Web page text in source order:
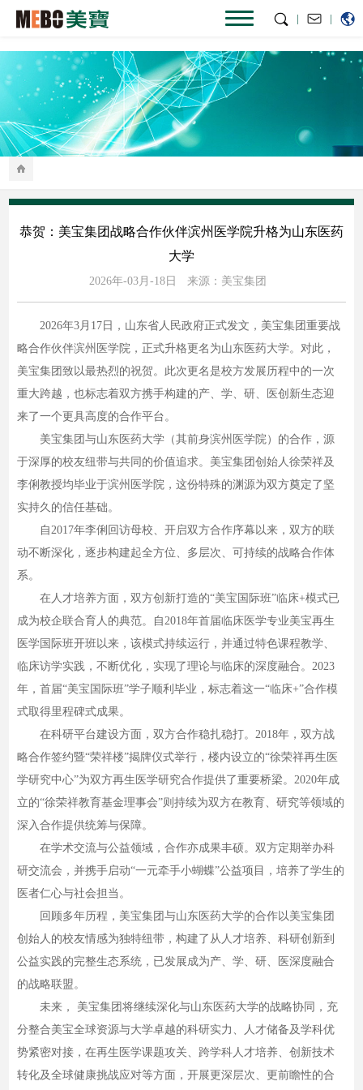
|
|
恭贺：美宝集团战略合作伙伴滨州医学院升格为山东医药
大学
2026年-03月-18日 来源：美宝集团
2026年3月17日，山东省人民政府正式发文，美宝集团重要战
略合作伙伴滨州医学院，正式升格更名为山东医药大学。对此，
美宝集团致以最热烈的祝贺。此次更名是校方发展历程中的一次
重大跨越，也标志着双方携手构建的产、学、研、医创新生态迎
来了一个更具高度的合作平台。
美宝集团与山东医药大学（其前身滨州医学院）的合作，源
于深厚的校友纽带与共同的价值追求。美宝集团创始人徐荣祥及
李俐教授均毕业于滨州医学院，这份特殊的渊源为双方奠定了坚
实持久的信任基础。
自2017年李俐回访母校、开启双方合作序幕以来，双方的联
动不断深化，逐步构建起全方位、多层次、可持续的战略合作体
系。
在人才培养方面，双方创新打造的“美宝国际班”临床+模式已
成为校企联合育人的典范。自2018年首届临床医学专业美宝再生
医学国际班开班以来，该模式持续运行，并通过特色课程教学、
临床访学实践，不断优化，实现了理论与临床的深度融合。2023
年，首届“美宝国际班”学子顺利毕业，标志着这一“临床+”合作模
式取得里程碑式成果。
在科研平台建设方面，双方合作稳扎稳打。2018年，双方战
略合作签约暨“荣祥楼”揭牌仪式举行，楼内设立的“徐荣祥再生医
学研究中心”为双方再生医学研究合作提供了重要桥梁。2020年成
立的“徐荣祥教育基金理事会”则持续为双方在教育、研究等领域的
深入合作提供统筹与保障。
在学术交流与公益领域，合作亦成果丰硕。双方定期举办科
研交流会，并携手启动“一元牵手小蝴蝶”公益项目，培养了学生的
医者仁心与社会担当。
回顾多年历程，美宝集团与山东医药大学的合作以美宝集团
创始人的校友情感为独特纽带，构建了从人才培养、科研创新到
公益实践的完整生态系统，已发展成为产、学、研、医深度融合
的战略联盟。
未来， 美宝集团将继续深化与山东医药大学的战略协同，充
分整合美宝全球资源与大学卓越的科研实力、人才储备及学科优
势紧密对接，在再生医学课题攻关、跨学科人才培养、创新技术
转化及全球健康挑战应对等方面，开展更深层次、更前瞻性的合